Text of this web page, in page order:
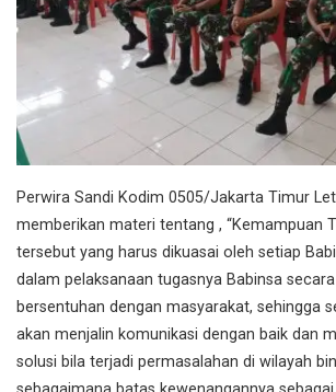
Perwira Sandi Kodim 0505/Jakarta Timur
memberikan materi tentang , “Kemampuan
tersebut yang harus dikuasai oleh setiap
dalam pelaksanaan tugasnya Babinsa
bersentuhan dengan masyarakat, sehingga
akan menjalin komunikasi dengan baik dan
solusi bila terjadi permasalahan di wilayah